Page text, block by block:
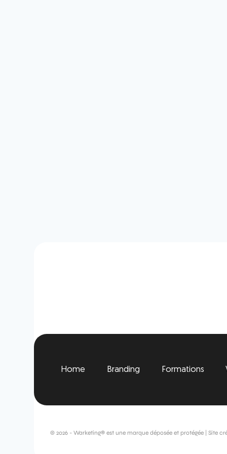
Home Branding Formations
© 2026 - Warketing® est une marque déposée et protégée | Site